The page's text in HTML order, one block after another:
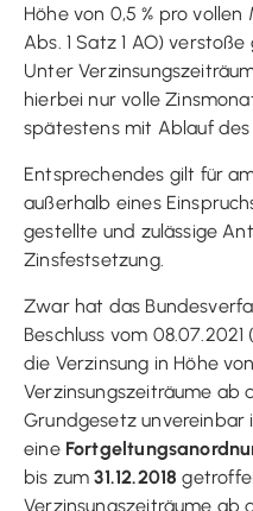
Höhe von 0,5 % pro vollen
Abs. 1 Satz 1 AO)
Unter
hierbei nur volle
spätestens mit Ablauf des
Entsprechendes gilt für am
außerhalb eines
gestellte und zulässige
Zinsfestsetzung.
Zwar hat das
Beschluss vom
die Verzinsung in Höhe
Verzinsungszeiträume ab
Grundgesetz unvereinbar
eine
bis zum31.12.2018
Verzinsungszeiträume ab